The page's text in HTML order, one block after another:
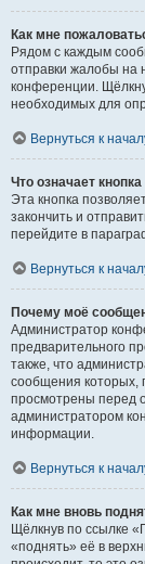
Как мне
Рядом с каждым
отправки жалобы на
конференции.
необходимых для
Вернуться к
Что означает
Эта кнопка
закончить и
перейдите в
Вернуться к
Почему моё
Администратор
предварительного
также, что
сообщения которых,
просмотрены перед
администратором
информации.
Вернуться к
Как мне вновь
Щёлкнув по ссылке
«поднять» её в